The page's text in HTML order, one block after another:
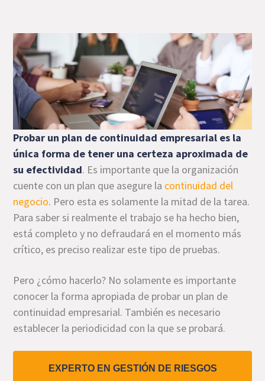
Probar un plan de continuidad empresarial es la
única forma de tener una certeza aproximada de
su efectividad. Es importante que la organización
cuente con un plan que asegure la continuidad del
negocio. Pero esta es solamente la mitad de la tarea.
Para saber si realmente el trabajo se ha hecho bien,
está completo y no defraudará en el momento más
crítico, es preciso realizar este tipo de pruebas.
Pero ¿cómo hacerlo? No solamente es importante
conocer la forma apropiada de probar un plan de
continuidad empresarial. También es necesario
establecer la periodicidad con la que se probará.
EXPERTO EN GESTIÓN DE RIESGOS